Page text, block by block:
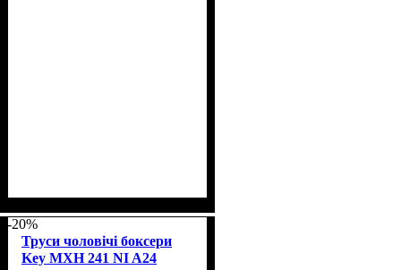
-20%
Труси чоловічі боксери
Key MXH 241 NI A24